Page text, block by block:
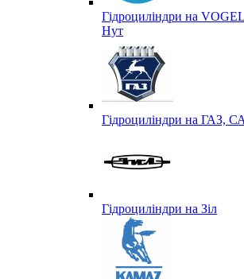
Гідроциліндри на
Нут
Гідроциліндри на ГАЗ,
Гідроциліндри на Зіл